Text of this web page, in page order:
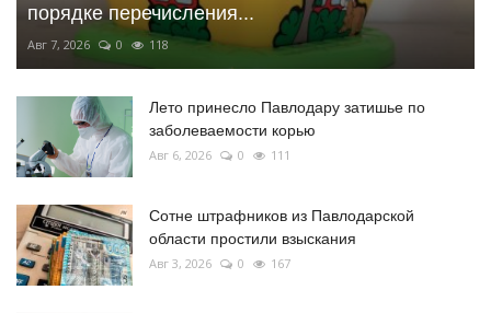
порядке перечисления...
Авг 7, 2026 0 118
Лето принесло Павлодару затишье по
заболеваемости корью
Авг 6, 2026 0 111
Сотне штрафников из Павлодарской
области простили взыскания
Авг 3, 2026 0 167